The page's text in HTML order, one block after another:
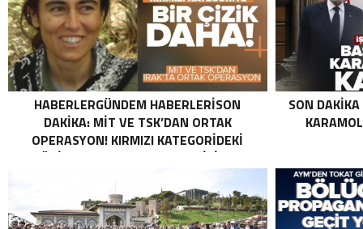
HABERLERGÜNDEM HABERLERISON
DAKIKA: MİT VE TSK’DAN ORTAK
OPERASYON! KIRMIZI KATEGORIDEKI
TERÖRIST NAZLI TAŞPINAR ETKISIZ HALE
ORTAK OPERASYON! KIRMIZI
KATEGORIDEKI TERÖRIST NAZLI
SON